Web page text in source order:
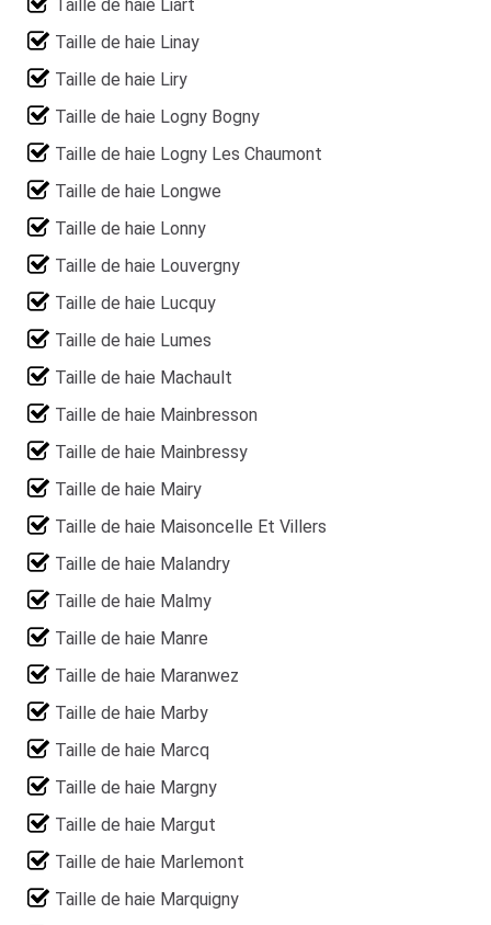
Taille de haie Liart
Taille de haie Linay
Taille de haie Liry
Taille de haie Logny Bogny
Taille de haie Logny Les Chaumont
Taille de haie Longwe
Taille de haie Lonny
Taille de haie Louvergny
Taille de haie Lucquy
Taille de haie Lumes
Taille de haie Machault
Taille de haie Mainbresson
Taille de haie Mainbressy
Taille de haie Mairy
Taille de haie Maisoncelle Et Villers
Taille de haie Malandry
Taille de haie Malmy
Taille de haie Manre
Taille de haie Maranwez
Taille de haie Marby
Taille de haie Marcq
Taille de haie Margny
Taille de haie Margut
Taille de haie Marlemont
Taille de haie Marquigny